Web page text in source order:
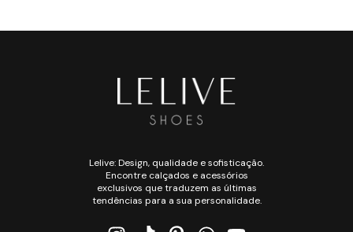
Lelive: Design, qualidade e sofisticação.
Encontre calçados e acessórios
exclusivos que traduzem as últimas
tendências para a sua personalidade.